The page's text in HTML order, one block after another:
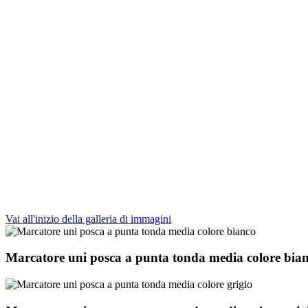
Vai all'inizio della galleria di immagini
Marcatore uni posca a punta tonda media colore